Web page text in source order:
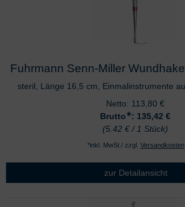
Fuhrmann Senn-Miller
steril, Länge 16,5 cm, Einmalinstrumente
Netto: 113,80 €
Brutto∗: 135,42 €
(5.42 € / 1 Stück)
*inkl. MwSt./ zzgl. Versandkosten
zur Detailansicht